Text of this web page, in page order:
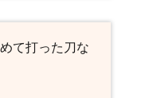
て打った刀な